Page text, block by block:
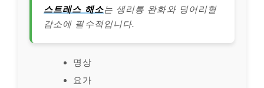
스트레스 해소는 생리통 완화와 덩어리혈
감소에 필수적입니다.
명상
요가